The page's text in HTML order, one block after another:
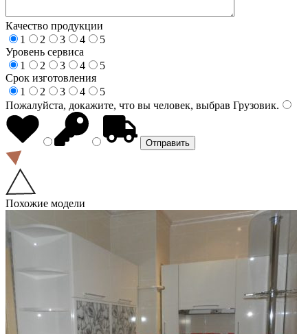
Качество продукции
1
2 3 4
5
Уровень сервиса
1
2 3 4
5
Срок изготовления
1
2 3 4
5
Пожалуйста, докажите, что вы человек, выбрав Грузовик.
Похожие модели